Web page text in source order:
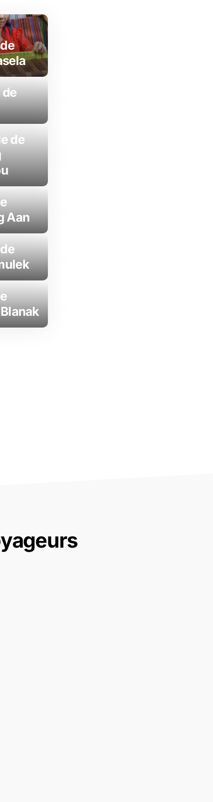
de
de
Aan